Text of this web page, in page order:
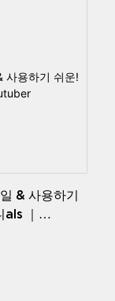
& 사용하기
｜